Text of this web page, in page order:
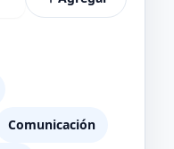
Comunicación